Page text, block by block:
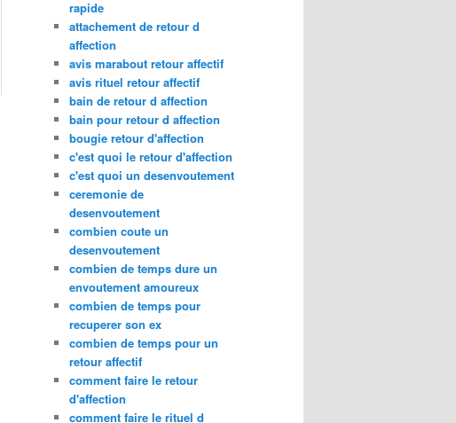
rapide
attachement de retour d
affection
avis marabout retour affectif
avis rituel retour affectif
bain de retour d affection
bain pour retour d affection
bougie retour d'affection
c'est quoi le retour d'affection
c'est quoi un desenvoutement
ceremonie de
desenvoutement
combien coute un
desenvoutement
combien de temps dure un
envoutement amoureux
combien de temps pour
recuperer son ex
combien de temps pour un
retour affectif
comment faire le retour
d'affection
comment faire le rituel d